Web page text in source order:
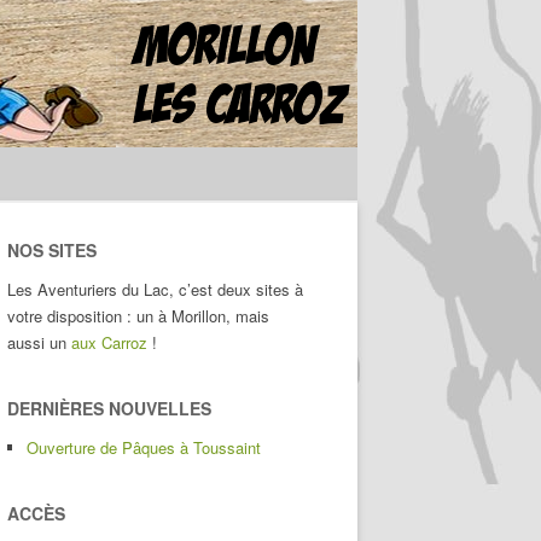
:
NOS SITES
Les Aventuriers du Lac, c’est deux sites à
votre disposition : un à Morillon, mais
aussi un aux Carroz !
DERNIÈRES NOUVELLES
Ouverture de Pâques à Toussaint
ACCÈS